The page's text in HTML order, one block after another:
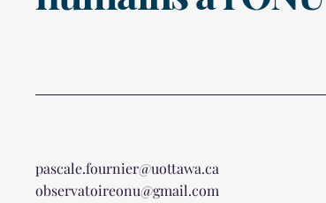
pascale.fournier@uottawa.ca
observatoireonu@gmail.com